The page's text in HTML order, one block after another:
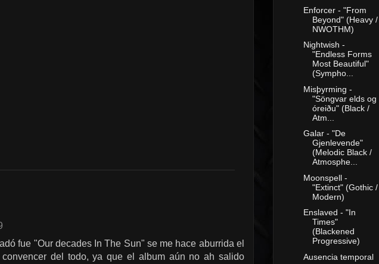
fue "Our decades In The Sun" se me hace aburrida el
del todo, ya que el album aún no ah salido
Enforcer - "From
Beyond" (Heavy /
NWOTHM)
Nightwish -
"Endless Forms
Most Beautiful"
(Sympho...
Misþyrming -
"Söngvar elds og
óreiðu" (Black /
Atm...
Galar - "De
Gjenlevende"
(Melodic Black /
Atmosphe...
Moonspell -
"Extinct" (Gothic /
Modern)
Enslaved - "In
Times"
(Blackened
Progressive)
Ausencia temporal